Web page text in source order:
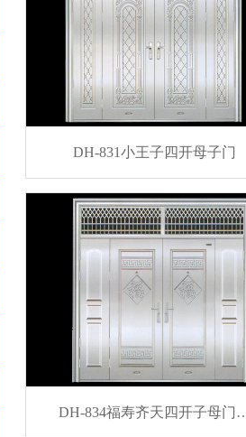
DH-831小王子四开母子门
DH-834福寿齐天四开子母门